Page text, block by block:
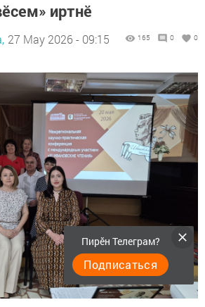
иртнӗ
27 May 2026 - 09:15 165 0 0
Пирӗн Телеграм?
Подписаться